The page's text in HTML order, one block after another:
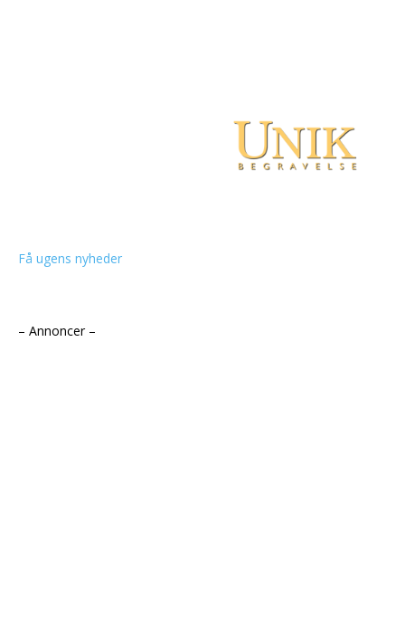
Få ugens nyheder
– Annoncer –